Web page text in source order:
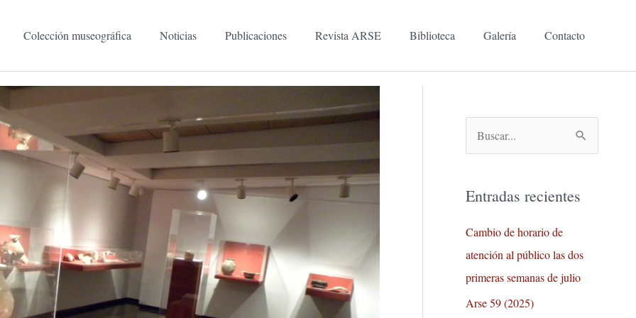
Colección museográfica Noticias Publicaciones Revista ARSE Biblioteca Galería Contacto
c
a
r
p
o
Entradas recientes
Cambio de horario de
atención al público las dos
primeras semanas de julio
Arse 59 (2025)